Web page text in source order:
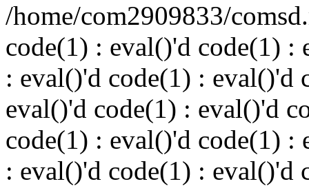
/home/com2909833/
code(1) : eval()'d code(1) :
: eval()'d code(1) : eval()'d
eval()'d code(1) : eval()'d
code(1) : eval()'d code(1) :
: eval()'d code(1) : eval()'d